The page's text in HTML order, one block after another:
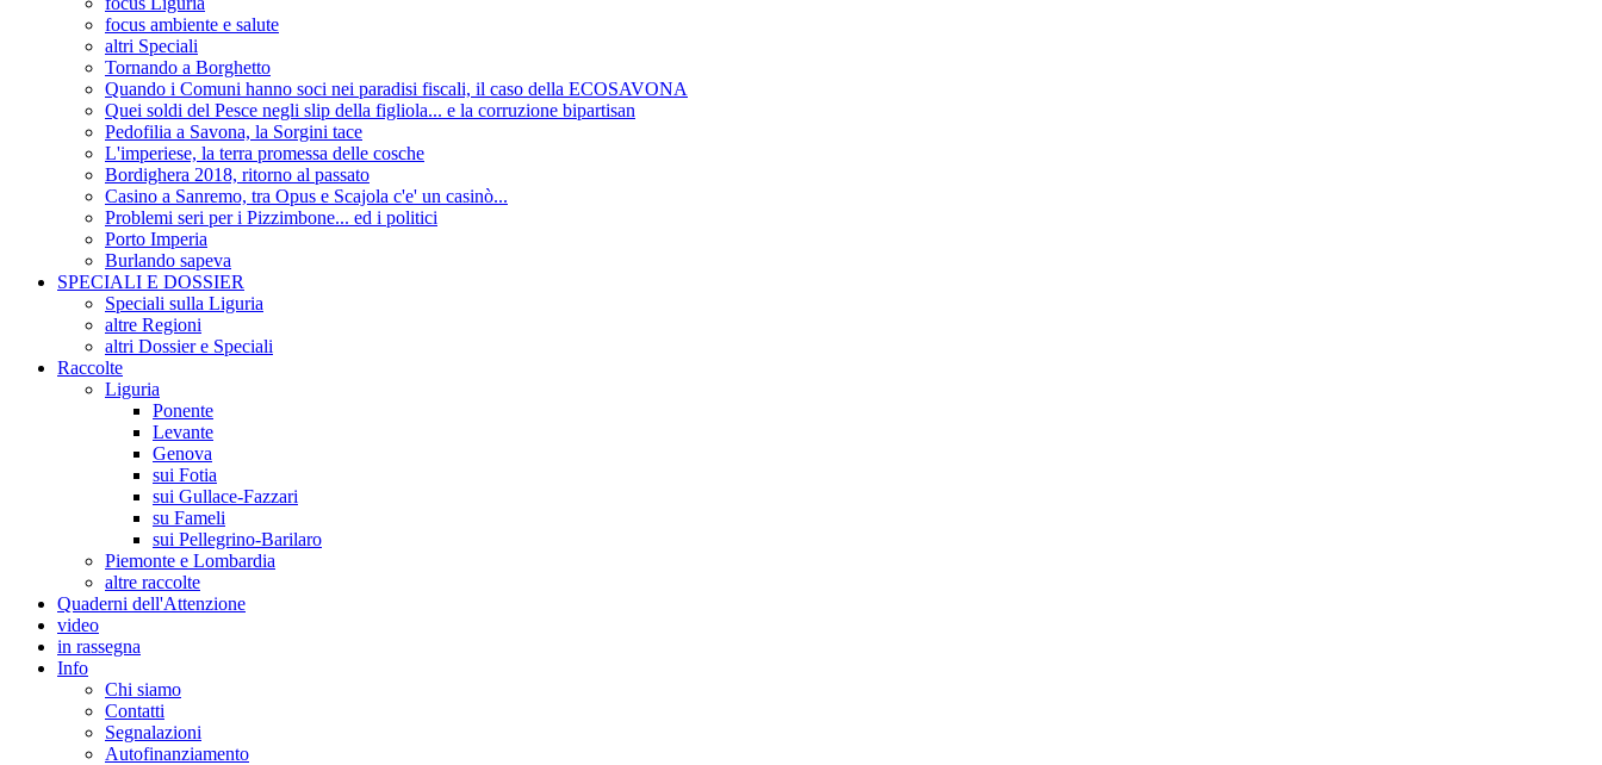
focus ambiente e salute
altri Speciali
Tornando a Borghetto
Quando i Comuni hanno soci nei paradisi fiscali, il caso della ECOSAVONA
Quei soldi del Pesce negli slip della figliola... e la corruzione bipartisan
Pedofilia a Savona, la Sorgini tace
L'imperiese, la terra promessa delle cosche
Bordighera 2018, ritorno al passato
Casino a Sanremo, tra Opus e Scajola c'e' un casinò...
Problemi seri per i Pizzimbone... ed i politici
Porto Imperia
Burlando sapeva
SPECIALI E DOSSIER
Speciali sulla Liguria
altre Regioni
altri Dossier e Speciali
Raccolte
Liguria
Ponente
Levante
Genova
sui Fotia
sui Gullace-Fazzari
su Fameli
sui Pellegrino-Barilaro
Piemonte e Lombardia
altre raccolte
Quaderni dell'Attenzione
video
in rassegna
Info
Chi siamo
Contatti
Segnalazioni
Autofinanziamento